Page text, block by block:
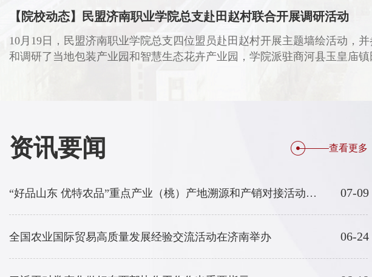
并参观
镇田赵
【院校动态】潍坊职业农民学院举办农产品质量安全培训班
10月18日至23日，潍坊职业农民学院2025年农产品质量安全培训班
奎文校区顺利开展，来自全市397位农产品质量安全监管员参加培
资讯要闻 查看更多
“好品山东 优特农品”重点产业（桃）产地溯源和产销对接活动在蒙阴举办 07-09
全国农业国际贸易高质量发展经验交流活动在济南举办 06-24